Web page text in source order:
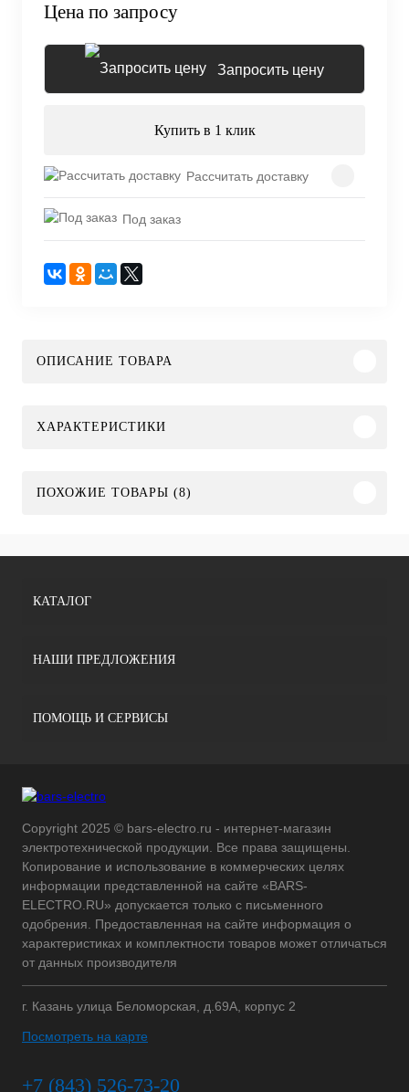
Цена по запросу
Запросить цену
Купить в 1 клик
Рассчитать доставку
Под заказ
ОПИСАНИЕ ТОВАРА
ХАРАКТЕРИСТИКИ
ПОХОЖИЕ ТОВАРЫ (8)
КАТАЛОГ
НАШИ ПРЕДЛОЖЕНИЯ
ПОМОЩЬ И СЕРВИСЫ
Copyright 2025 © bars-electro.ru - интернет-магазин
электротехнической продукции. Все права защищены.
Копирование и использование в коммерческих целях
информации представленной на сайте «BARS-
ELECTRO.RU» допускается только с письменного
одобрения. Предоставленная на сайте информация о
характеристиках и комплектности товаров может отличаться
от данных производителя
г. Казань улица Беломорская, д.69А, корпус 2
Посмотреть на карте
+7 (843) 526-73-20